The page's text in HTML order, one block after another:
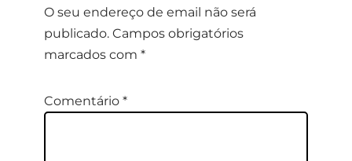
O seu endereço de email não será
publicado. Campos obrigatórios
marcados com *
Comentário *